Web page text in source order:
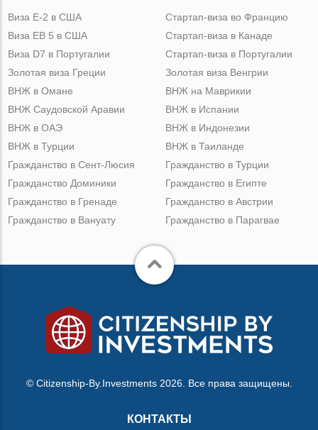
Виза Е-2 в США
Виза ЕВ 5 в США
Виза D7 в Португалии
Золотая виза Греции
Стартап-виза во Францию
Стартап-виза в Канаде
Стартап-виза в Португалии
Золотая виза Венгрии
ВНЖ в Омане
ВНЖ Саудовской Аравии
ВНЖ в ОАЭ
ВНЖ в Турции
ВНЖ на Маврикии
ВНЖ в Испании
ВНЖ в Индонезии
ВНЖ в Таиланде
Гражданство в Сент-Люсия
Гражданство Доминики
Гражданство в Гренаде
Гражданство в Вануату
Гражданство в Турции
Гражданство в Египте
Гражданство в Австрии
Гражданство в Парагвае
© Citizenship-By.Investments 2026. Все права защищены.
КОНТАКТЫ